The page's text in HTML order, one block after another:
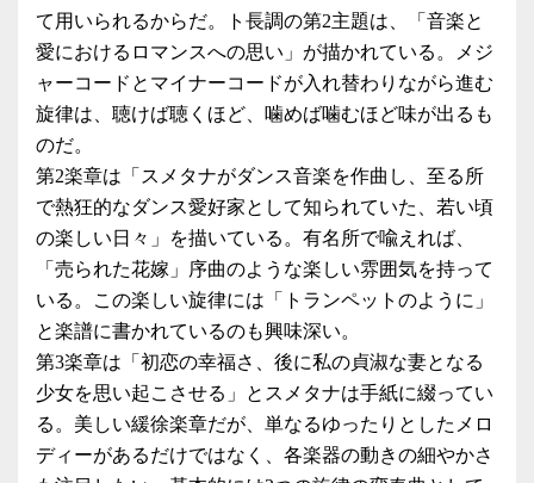
て用いられるからだ。ト長調の第2主題は、「音楽と
愛におけるロマンスへの思い」が描かれている。メジ
ャーコードとマイナーコードが入れ替わりながら進む
旋律は、聴けば聴くほど、噛めば噛むほど味が出るも
のだ。
第2楽章は「スメタナがダンス音楽を作曲し、至る所
で熱狂的なダンス愛好家として知られていた、若い頃
の楽しい日々」を描いている。有名所で喩えれば、
「売られた花嫁」序曲のような楽しい雰囲気を持って
いる。この楽しい旋律には「トランペットのように」
と楽譜に書かれているのも興味深い。
第3楽章は「初恋の幸福さ、後に私の貞淑な妻となる
少女を思い起こさせる」とスメタナは手紙に綴ってい
る。美しい緩徐楽章だが、単なるゆったりとしたメロ
ディーがあるだけではなく、各楽器の動きの細やかさ